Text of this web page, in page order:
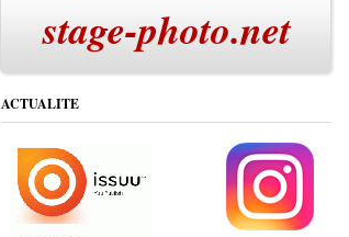
stage-photo.net
ACTUALITE